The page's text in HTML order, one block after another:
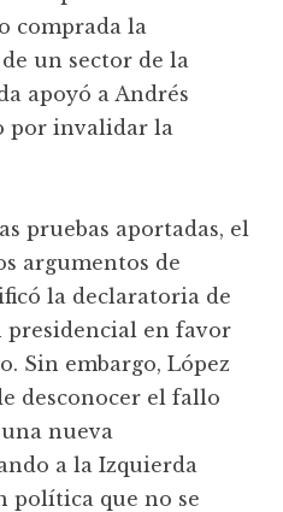
comprada la
un sector de la
apoyó a Andrés
por invalidar la
pruebas aportadas, el
argumentos de
la declaratoria de
presidencial en favor
Sin embargo, López
desconocer el fallo
nueva
a la Izquierda
política que no se